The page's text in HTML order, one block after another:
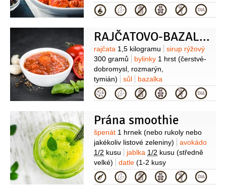
Kategorie
RAJČATOVO-BAZALKOVÁ OMÁČKA
Suroviny
rajčata 1,5 kilogramu
sirup rýžový
300 gramů
bylinky 1 hrst (čerstvé-
dobromysl, rozmarýn,
tymián)
sůl bazalka
Kategorie
Prána smoothie
Suroviny
špenát 1 hrnek (nebo rukoly nebo
jakékoliv listové zeleniny)
avokádo
1/2 kusu jablka 1/2 kusu (středně
velké)
datle (1-2 kusy
vypeckované)
voda2 hrnky
Kategorie